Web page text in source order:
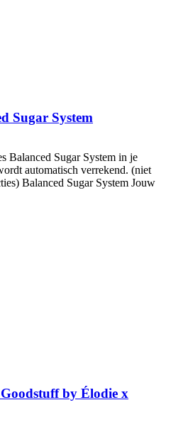
Sugar System
Balanced Sugar System in je
automatisch verrekend. (niet
Balanced Sugar System Jouw
by Élodie x